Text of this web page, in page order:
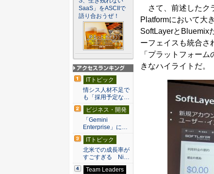
さて、前述したク
Platformにおいて大
SoftLayerとBluemix
ーフェイスも統合さ
「プラットフォー
きなハイライトだ。
SaaS」をASCIIで
語り合おうぜ！
アクセスランキン
グ
ITトピック
情シス人材不足で
も「採用予定な…
ビジネス・開発
「Gemini
Enterprise」に…
ITトピック
北米での成長率が
すごすぎる Ni…
Team Leaders